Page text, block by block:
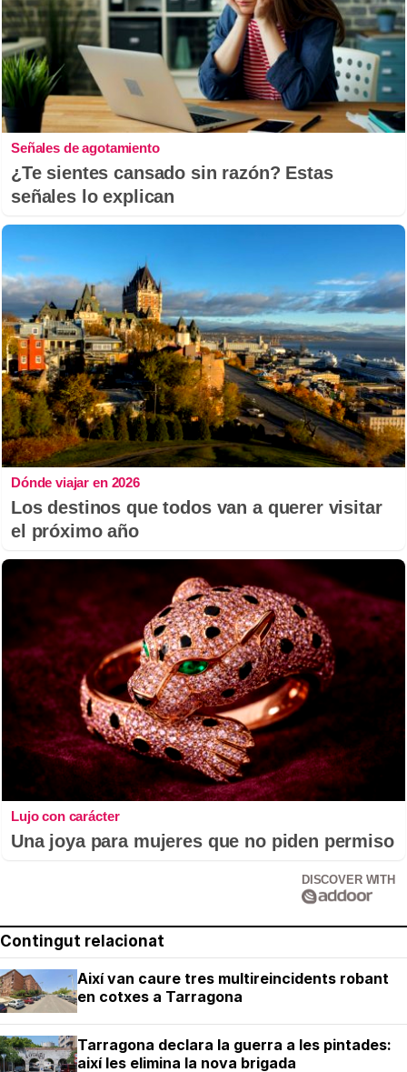
Señales de agotamiento
¿Te sientes cansado sin razón? Estas
señales lo explican
Dónde viajar en 2026
Los destinos que todos van a querer visitar
el próximo año
Lujo con carácter
Una joya para mujeres que no piden permiso
DISCOVER WITH
Contingut relacionat
Així van caure tres multireincidents robant
en cotxes a Tarragona
Tarragona declara la guerra a les pintades:
així les elimina la nova brigada